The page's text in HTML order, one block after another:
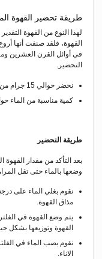
طريقة تحضير القهوة
لهذا النوع من القهوة
القهوة، فلقد صنفت أنها
في أوائل القرن العشرين
التحضير.
نحضر حوالي 15 جرام من القهوة.
كمية مناسبة من الماء حوالي 250
طريقة التحضير
بعد التأكد من مقدار
وضعها بالماء حتى تقل
مذاق القهوة.
يتم وضع القهوة في
القهوة وتوزيعها بشكل
نقوم بصب الماء في
الاناء.